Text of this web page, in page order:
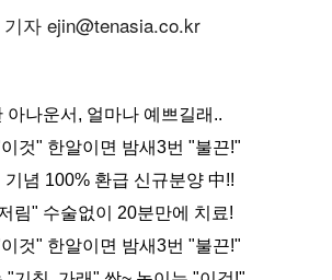
자 ejin@tenasia.co.kr